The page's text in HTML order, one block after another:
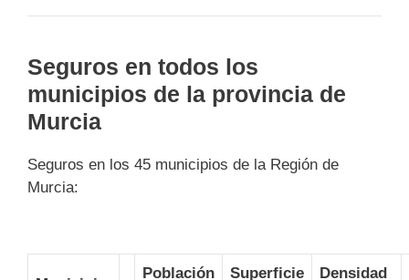
Seguros en todos los
municipios de la provincia de
Murcia
Seguros en los 45 municipios de la Región de
Murcia:
Población Superficie Densidad